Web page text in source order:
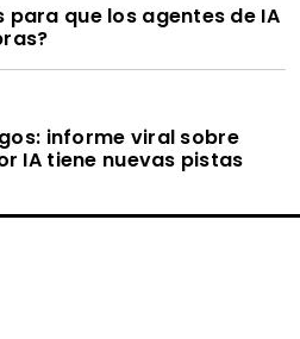
que los agentes de IA
informe viral sobre
IA tiene nuevas pistas